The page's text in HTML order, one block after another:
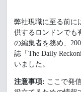
弊社現職に至る前に
供するロンドンでも
の編集者を務め、
誌「The Daily
いました。
注意事項: ここで発